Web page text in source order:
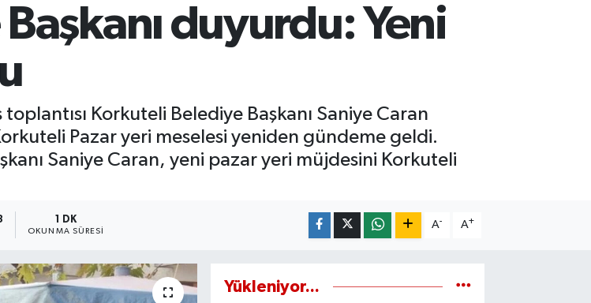
duyurdu: Yeni
Korkuteli Belediye Başkanı Saniye Caran
Pazar yeri meselesi yeniden gündeme geldi.
Saniye Caran, yeni pazar yeri müjdesini Korkuteli
1 DK
OKUNMA SÜRESI
A- A+
Yükleniyor...